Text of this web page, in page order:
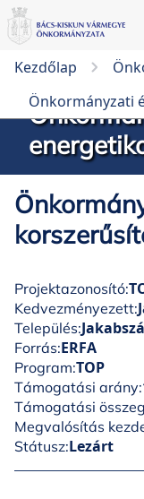
Kezdőlap
Önkormányzati
Projektazonosító:
Kedvezményezett:
Település:
Forrás:ERFA
Program:TOP
Támogatási arány:
Támogatási
Megvalósítás
Státusz:Lezárt